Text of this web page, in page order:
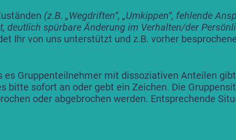
(z.B. „Wegdriften“, „Umkippen“, fehlende
deutlich spürbare Änderung im Verhalten/der
Ihr von uns unterstützt und z.B. vorher
es Gruppenteilnehmer mit dissoziativen Anteilen
bitte sofort an oder gebt ein Zeichen. Die
oder abgebrochen werden. Entsprechende